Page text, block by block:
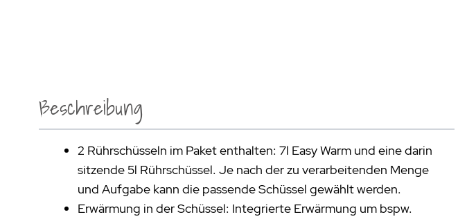
Beschreibung
2 Rührschüsseln im Paket enthalten: 7l Easy Warm und eine darin
sitzende 5l Rührschüssel. Je nach der zu verarbeitenden Menge
und Aufgabe kann die passende Schüssel gewählt werden.
Erwärmung in der Schüssel: Integrierte Erwärmung um bspw.